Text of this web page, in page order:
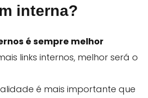
interna?
é sempre melhor
links internos, melhor será o
é mais importante que